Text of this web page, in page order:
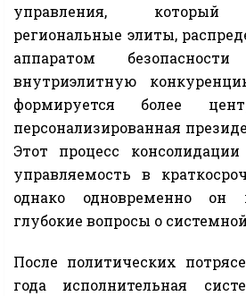
управления, который
региональные элиты,
аппаратом
внутриэлитную
формируется более
персонализированная
Этот процесс
управляемость в
однако одновременно он
глубокие вопросы о
После политических
года исполнительная